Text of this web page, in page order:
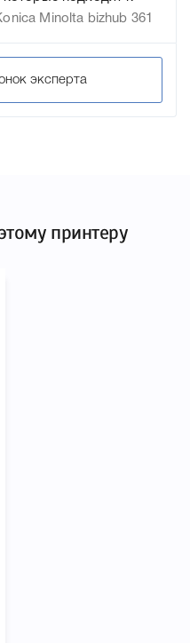
Minolta bizhub 361
эксперта
принтеру